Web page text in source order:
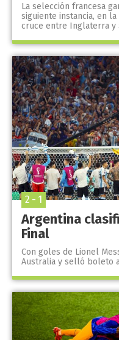
La selección francesa
siguiente instancia, en
cruce entre Inglaterra y
Argentina
Final
Con goles de Lionel
Australia y selló boleto
2 - 1